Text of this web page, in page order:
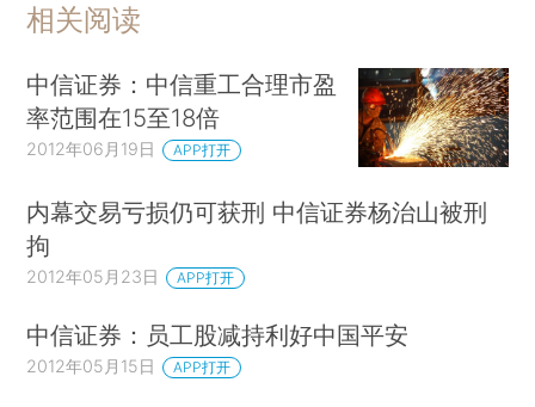
相关阅读
中信证券：中信重工合理市盈
率范围在15至18倍
2012年06月19日 APP打开
内幕交易亏损仍可获刑 中信证券杨治山被刑
拘
2012年05月23日 APP打开
中信证券：员工股减持利好中国平安
2012年05月15日 APP打开